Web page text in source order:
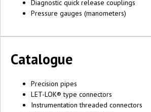
Diagnostic quick release couplings
Pressure gauges (manometers)
Catalogue
Precision pipes
LET-LOK® type connectors
Instrumentation threaded connectors